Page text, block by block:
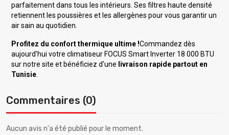
parfaitement dans tous les intérieurs. Ses filtres haute densité
retiennent les poussières et les allergènes pour vous garantir un
air sain au quotidien.
Profitez du confort thermique ultime !Commandez dès
aujourd'hui votre climatiseur FOCUS Smart Inverter 18 000 BTU
sur notre site et bénéficiez d'une livraison rapide partout en
Tunisie.
Commentaires (0)
Aucun avis n'a été publié pour le moment.